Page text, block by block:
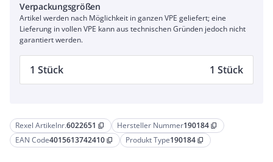
Rexel Artikelnr.6022651 content_copy Hersteller Nummer190184 content_copy
EAN Code4015613742410 content_copy Produkt Type190184 content_copy
Verpackungsgrößen
Artikel werden nach Möglichkeit in ganzen VPE geliefert; eine
Lieferung in vollen VPE kann aus technischen Gründen jedoch nicht
garantiert werden.
1 Stück 1 Stück